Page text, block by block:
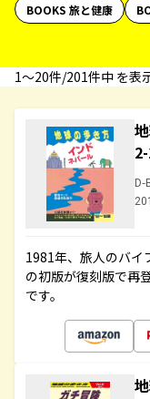
BOOKS 旅と健康
1〜20件/201件中 を表
D-
1981年、旅人のバイ
の初版が復刻版で再
です。